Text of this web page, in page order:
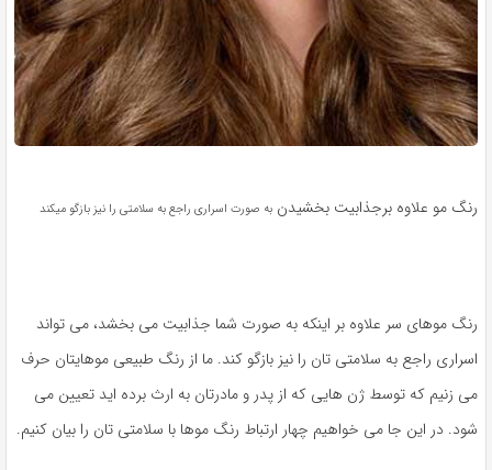
رنگ مو علاوه برجذابیت بخشیدن به صورت اسراری راجع به سلامتی را نیز بازگو میکند‎
رنگ موهای سر علاوه بر اینکه به صورت شما جذابیت می بخشد، می تواند
اسراری راجع به سلامتی تان را نیز بازگو کند. ما از رنگ طبیعی موهایتان حرف
می زنیم که توسط ژن هایی که از پدر و مادرتان به ارث برده اید تعیین می
شود. در این جا می خواهیم چهار ارتباط رنگ موها با سلامتی تان را بیان کنیم.